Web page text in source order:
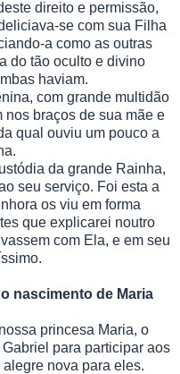
direito e permissão,
se com sua Filha
a como as outras
do tão oculto e divino
haviam.
com grande multidão
nos braços de sua mãe e
qual ouviu um pouco a
da grande Rainha,
seu serviço. Foi esta a
os viu em forma
que explicarei noutro
com Ela, e em seu
nascimento de Maria
princesa Maria, o
para participar aos
nova para eles.